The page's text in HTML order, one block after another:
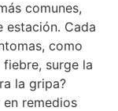
comunes,
estación. Cada
como
surge la
la gripa?
remedios